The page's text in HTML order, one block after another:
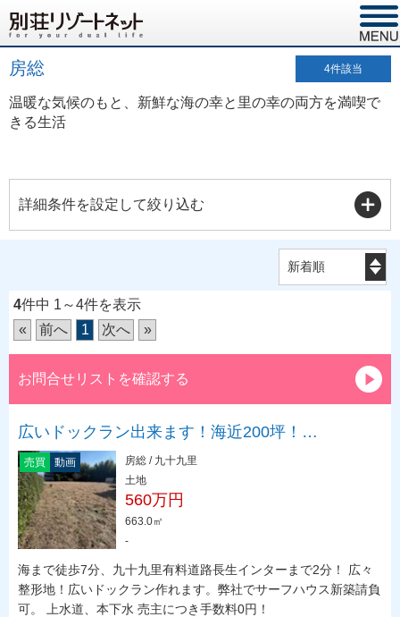
房総 4件該当
温暖な気候のもと、新鮮な海の幸と里の幸の両方を満喫で
きる生活
詳細条件を設定して絞り込む
4件中 1～4件を表示
«
前へ 1 次へ »
お問合せリストを確認する
広いドックラン出来ます！海近200坪！…
売買 動画
房総 / 九十九里
土地
560万円
663.0㎡
-
海まで徒歩7分、九十九里有料道路長生インターまで2分！ 広々
整形地！広いドックラン作れます。弊社でサーフハウス新築請負
可。 上水道、本下水 売主につき手数料0円！